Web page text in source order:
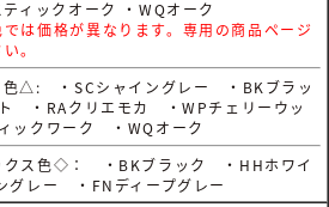
ィックオーク ・WQオーク
は価格が異なります。専用の商品ページ
。
色△: ・SCシャイングレー ・BKブラッ
・RAクリエモカ ・WPチェリーウッ
ックワーク ・WQオーク
クス色◇： ・BKブラック ・HHホワイ
グレー ・FNディープグレー